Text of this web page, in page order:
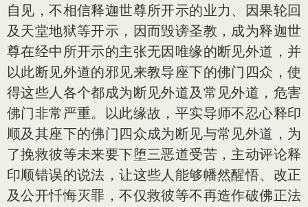
自见，不相信释迦世尊所开示的业力、因果轮回
及天堂地狱等开示，因而毁谤圣教，成为释迦世
尊在经中所开示的主张无因唯缘的断见外道，并
以此断见外道的邪见来教导座下的佛门四众，使
得这些人各个都成为断见外道及常见外道，危害
佛门非常严重。以此缘故，平实导师不忍心释印
顺及其座下的佛门四众成为断见与常见外道，为
了挽救彼等未来要下堕三恶道受苦，主动评论释
印顺错误的说法，让这些人能够幡然醒悟、改正
及公开忏悔灭罪，不仅救彼等不再造作破佛正法